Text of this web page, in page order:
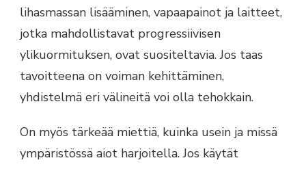
lihasmassan lisääminen, vapaapainot ja laitteet,
jotka mahdollistavat progressiivisen
ylikuormituksen, ovat suositeltavia. Jos taas
tavoitteena on voiman kehittäminen,
yhdistelmä eri välineitä voi olla tehokkain.
On myös tärkeää miettiä, kuinka usein ja missä
ympäristössä aiot harjoitella. Jos käytät